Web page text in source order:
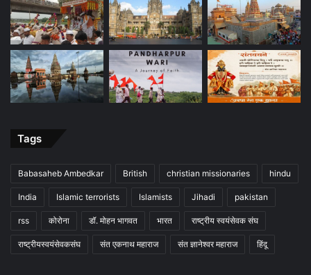
Tags
Babasaheb Ambedkar British christian missionaries hindu
India Islamic terrorists Islamists Jihadi pakistan
rss कोरोना डॉ. मोहन भागवत भारत राष्ट्रीय स्वयंसेवक संघ
राष्ट्रीयस्वयंसेवकसंघ संत एकनाथ महाराज संत ज्ञानेश्वर महाराज हिंदू